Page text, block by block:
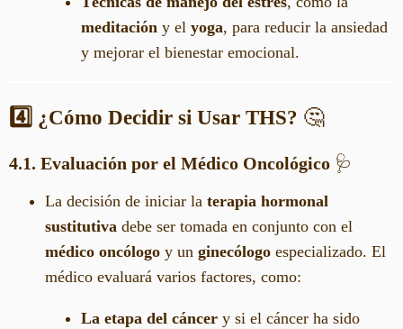
meditación y el yoga, para reducir la ansiedad
y mejorar el bienestar emocional.
4️⃣ ¿Cómo Decidir si Usar THS? 🤔
4.1. Evaluación por el Médico Oncológico 🩺
La decisión de iniciar la terapia hormonal
sustitutiva debe ser tomada en conjunto con el
médico oncólogo y un ginecólogo especializado. El
médico evaluará varios factores, como:
La etapa del cáncer y si el cáncer ha sido